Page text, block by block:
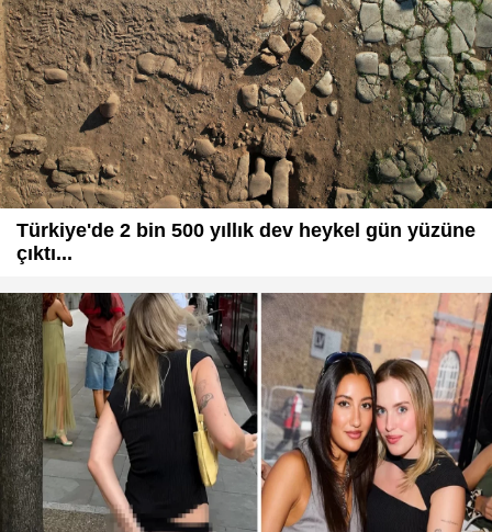
Türkiye'de 2 bin 500 yıllık dev heykel gün yüzüne
çıktı...